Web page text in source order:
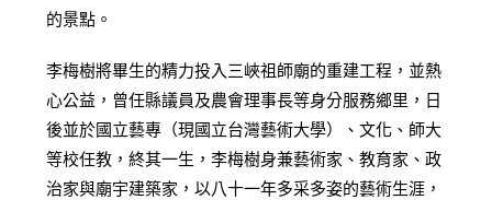
的景點。
李梅樹將畢生的精力投入三峽祖師廟的重建工程，並熱
心公益，曾任縣議員及農會理事長等身分服務鄉里，日
後並於國立藝專（現國立台灣藝術大學）、文化、師大
等校任教，終其一生，李梅樹身兼藝術家、教育家、政
治家與廟宇建築家，以八十一年多采多姿的藝術生涯，